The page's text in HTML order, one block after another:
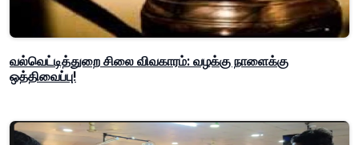
வல்வெட்டித்துறை சிலை விவகாரம்: வழக்கு நாளைக்கு
ஒத்திவைப்பு!